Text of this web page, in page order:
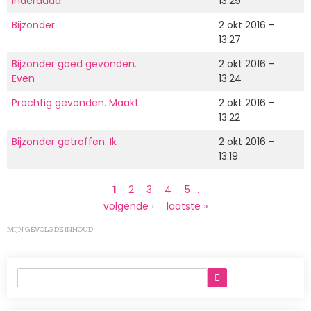
Bijzonder
2 okt 2016 -
13:27
Bijzonder goed gevonden.
Even
2 okt 2016 -
13:24
Prachtig gevonden. Maakt
2 okt 2016 -
13:22
Bijzonder getroffen. Ik
2 okt 2016 -
13:19
Huidige
pagina
1 Page
2 Page
3 Page
4 Page
5 …
Volgende
volgende ›
Laatste
laatste »
MIJN GEVOLGDE INHOUD